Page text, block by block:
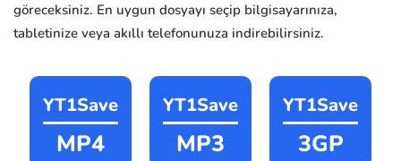
göreceksiniz. En uygun dosyayı seçip bilgisayarınıza,
tabletinize veya akıllı telefonunuza indirebilirsiniz.
YT1Save
MP4
YT1Save
MP3
YT1Save
3GP